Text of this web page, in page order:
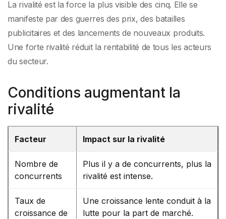
La rivalité est la force la plus visible des cinq. Elle se
manifeste par des guerres des prix, des batailles
publicitaires et des lancements de nouveaux produits.
Une forte rivalité réduit la rentabilité de tous les acteurs
du secteur.
Conditions augmentant la
rivalité
Facteur Impact sur la rivalité
Nombre de
concurrents
Plus il y a de concurrents, plus la
rivalité est intense.
Taux de
croissance de
Une croissance lente conduit à la
lutte pour la part de marché.